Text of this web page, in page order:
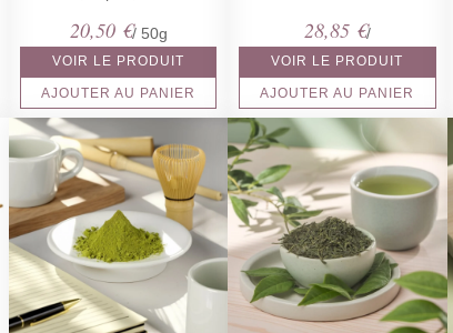
20,50 €/ 50g
VOIR LE PRODUIT
AJOUTER AU PANIER
28,85 €/
VOIR LE PRODUIT
AJOUTER AU PANIER